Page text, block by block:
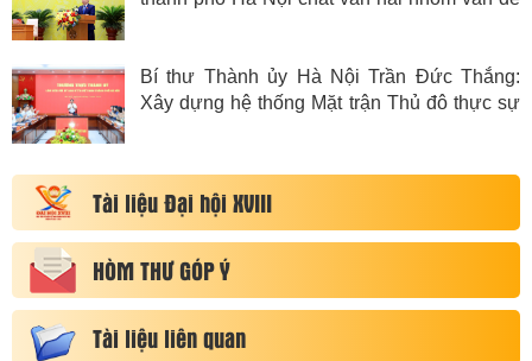
Bí thư Thành ủy Hà Nội Trần Đức Thắng:
Xây dựng hệ thống Mặt trận Thủ đô thực sự
Tài liệu Đại hội XVIII
HÒM THƯ GÓP Ý
Tài liệu liên quan